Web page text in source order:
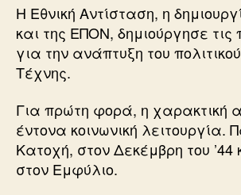
Η Εθνική Αντίσταση, η
και της ΕΠΟΝ, δημιούργησε τις
για την ανάπτυξη του
Τέχνης.
Για πρώτη φορά, η χαρακτική
έντονα κοινωνική λειτουργία.
Κατοχή, στον Δεκέμβρη του ’44
στον Εμφύλιο.